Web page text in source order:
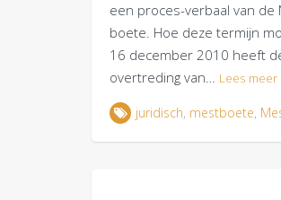
een proces-verbaal van
boete. Hoe deze termijn
16 december 2010 heeft
overtreding van… Lees meer
juridisch, mestboete,